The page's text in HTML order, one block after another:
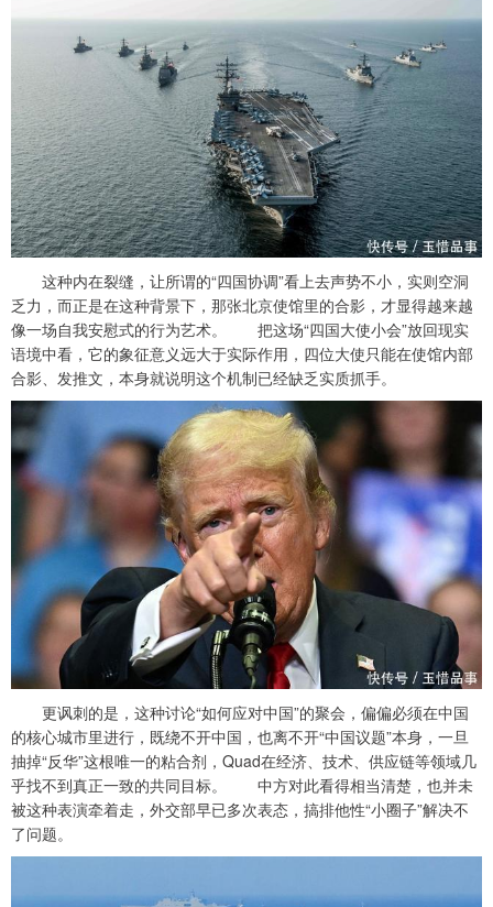
这种内在裂缝，让所谓的“四国协调”看上去声势不小，实则空洞
乏力，而正是在这种背景下，那张北京使馆里的合影，才显得越来越
像一场自我安慰式的行为艺术。 把这场“四国大使小会”放回现实
语境中看，它的象征意义远大于实际作用，四位大使只能在使馆内部
合影、发推文，本身就说明这个机制已经缺乏实质抓手。
更讽刺的是，这种讨论“如何应对中国”的聚会，偏偏必须在中国
的核心城市里进行，既绕不开中国，也离不开“中国议题”本身，一旦
抽掉“反华”这根唯一的粘合剂，Quad在经济、技术、供应链等领域几
乎找不到真正一致的共同目标。 中方对此看得相当清楚，也并未
被这种表演牵着走，外交部早已多次表态，搞排他性“小圈子”解决不
了问题。